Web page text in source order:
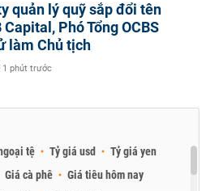
quản lý quỹ sắp đổi tên
Capital, Phó Tổng OCBS
làm Chủ tịch
1 phút trước
tệ Tỷ giá usd
Tỷ giá yen
Giá cà phê
Giá tiêu hôm nay